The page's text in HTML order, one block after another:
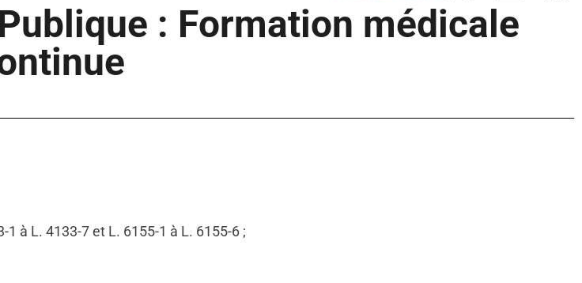
: Formation médicale
à L. 4133-7 et L. 6155-1 à L. 6155-6 ;